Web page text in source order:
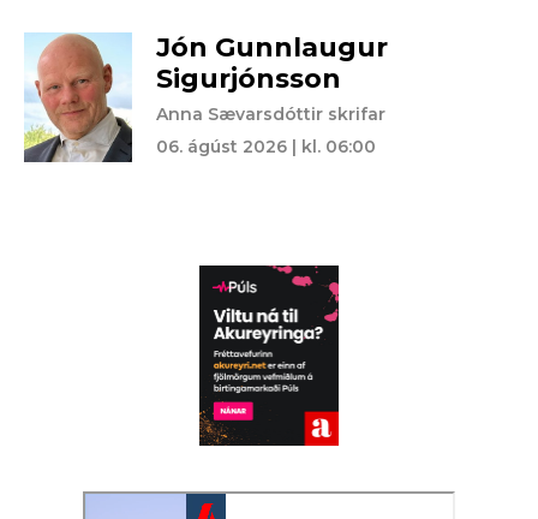
Jón Gunnlaugur
Sigurjónsson
Anna Sævarsdóttir skrifar
06. ágúst 2026 | kl. 06:00